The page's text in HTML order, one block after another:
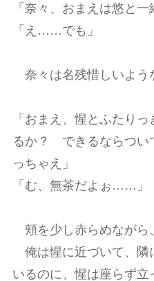
「奈々、おまえは悠と一
「え……でも」
奈々は名残惜しいよう
「おまえ、惺とふたり
るか？ できるならつい
っちゃえ」
「む、無茶だよぉ……」
頬を少し赤らめながら
俺は惺に近づいて、隣
いるのに、惺は座らず立